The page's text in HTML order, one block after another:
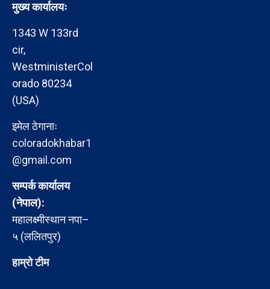
मुख्य कार्यालयः
1343 W 133rd
cir,
WestministerCol
orado 80234
(USA)
इमेल ठेगानाः
coloradokhabar1
@gmail.com
सम्पर्क कार्यालय
(नेपाल):
महालक्ष्मीस्थान नपा–
५ (ललितपुर)
हाम्रो टीम